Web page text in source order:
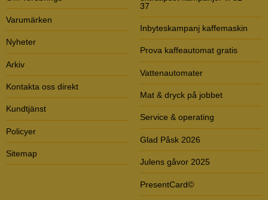
Varumärken
Nyheter
Arkiv
Kontakta oss direkt
Kundtjänst
Policyer
Sitemap
37
Inbyteskampanj kaffemaskin
Prova kaffeautomat gratis
Vattenautomater
Mat & dryck på jobbet
Service & operating
Glad Påsk 2026
Julens gåvor 2025
PresentCard©